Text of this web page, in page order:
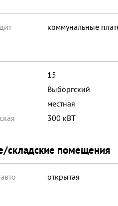
коммунальные
15
Выборгский
местная
300 кВТ
складские помещения
открытая